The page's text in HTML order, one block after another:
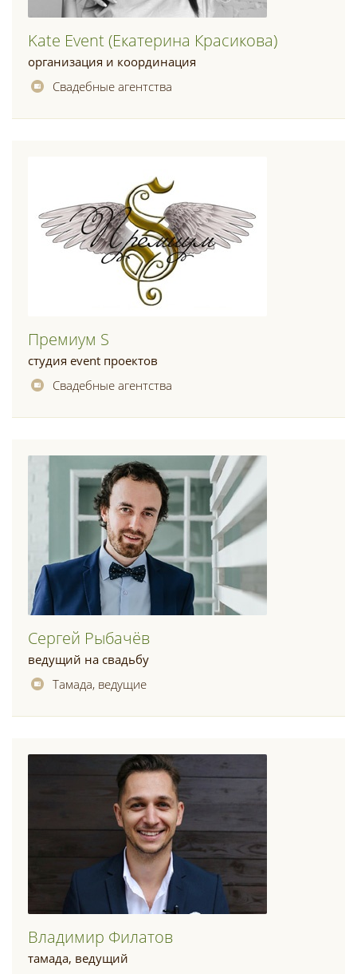
Kate Event (екатерина Красикова)
организация и координация
Свадебные агентства
Премиум S
студия event проектов
Свадебные агентства
Сергей Рыбачёв
ведущий на свадьбу
Тамада, ведущие
Владимир Филатов
тамада, ведущий